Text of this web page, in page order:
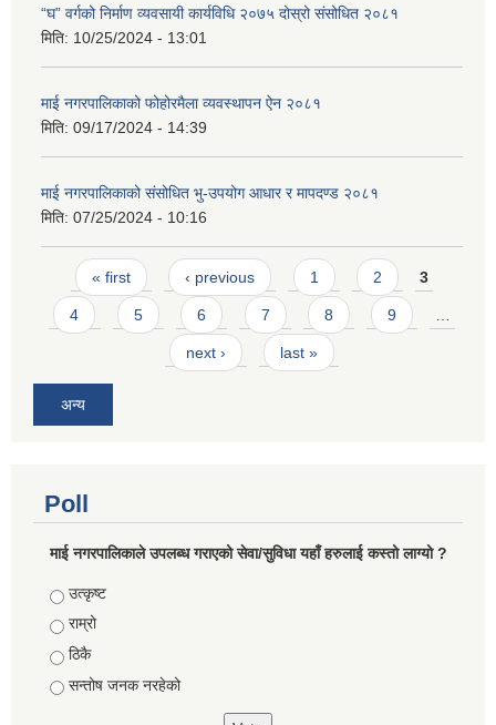
“घ” वर्गको निर्माण व्यवसायी कार्यविधि २०७५ दोस्रो संसोधित २०८१
मिति: 10/25/2024 - 13:01
माई नगरपालिकाको फोहोरमैला व्यवस्थापन ऐन २०८१
मिति: 09/17/2024 - 14:39
माई नगरपालिकाको संसोधित भु-उपयोग आधार र मापदण्ड २०८१
मिति: 07/25/2024 - 10:16
Pages
« first ‹ previous 1 2 3
4 5 6 7 8 9 …
next › last »
अन्य
Poll
माई नगरपालिकाले उपलब्ध गराएको सेवा/सुविधा यहाँ हरुलाई कस्तो लाग्यो ?
Choices
उत्कृष्ट
राम्रो
ठिकै
सन्तोष जनक नरहेको